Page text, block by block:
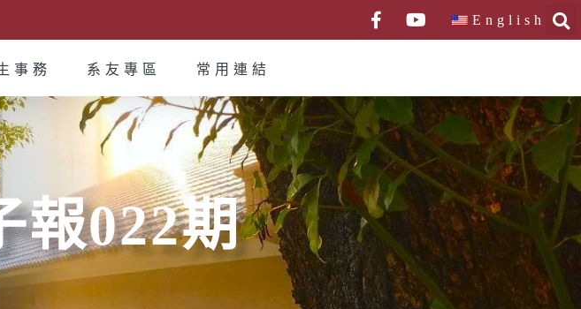
English
事務 系友專區 常用連結
報022期